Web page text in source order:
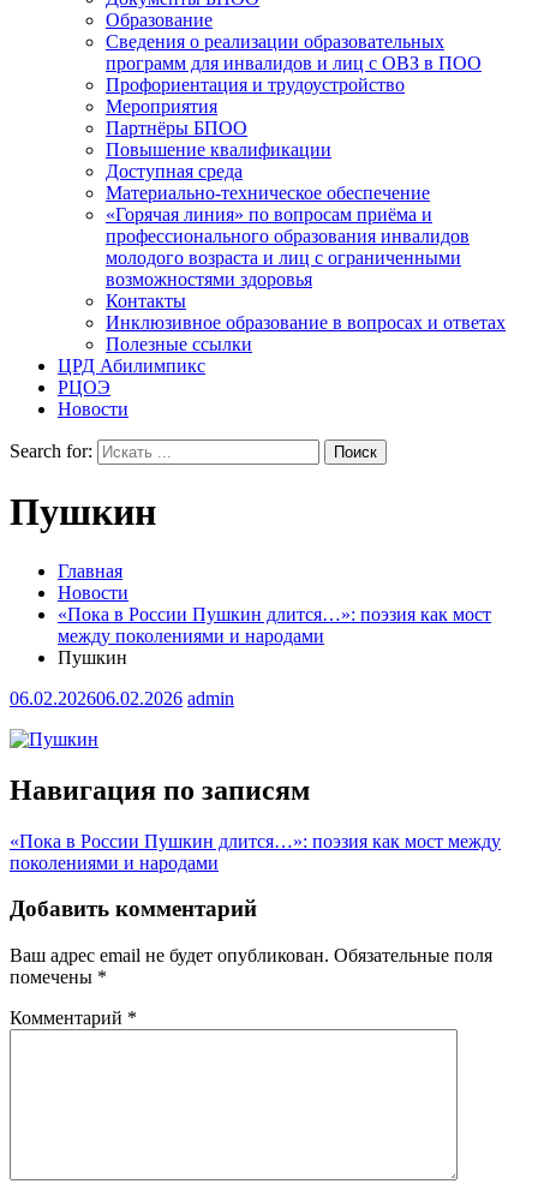
Образование
Сведения о реализации образовательных
программ для инвалидов и лиц с ОВЗ в ПОО
Профориентация и трудоустройство
Мероприятия
Партнёры БПОО
Повышение квалификации
Доступная среда
Материально-техническое обеспечение
«Горячая линия» по вопросам приёма и
профессионального образования инвалидов
молодого возраста и лиц с ограниченными
возможностями здоровья
Контакты
Инклюзивное образование в вопросах и ответах
Полезные ссылки
ЦРД Абилимпикс
РЦОЭ
Новости
Search for:
Пушкин
Главная
Новости
«Пока в России Пушкин длится…»: поэзия как мост
между поколениями и народами
Пушкин
06.02.202606.02.2026 admin
Навигация по записям
«Пока в России Пушкин длится…»: поэзия как мост между
поколениями и народами
Добавить комментарий
Ваш адрес email не будет опубликован. Обязательные поля
помечены *
Комментарий *